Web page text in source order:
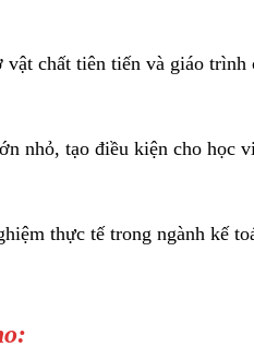
chất tiên tiến và giáo trình
nhỏ, tạo điều kiện cho học
thực tế trong ngành kế